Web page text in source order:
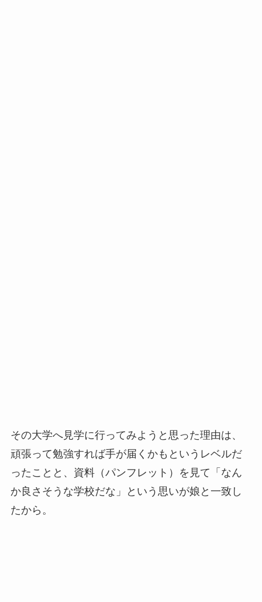
その大学へ見学に行ってみようと思った理由は、
頑張って勉強すれば手が届くかもというレベルだ
ったことと、資料（パンフレット）を見て「なん
か良さそうな学校だな」という思いが娘と一致し
たから。